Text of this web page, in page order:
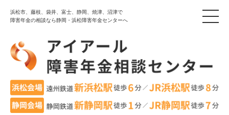
浜松市、藤枝、袋井、富士、静岡、焼津、沼津で
障害年金の相談なら静岡・浜松障害年金センターへ